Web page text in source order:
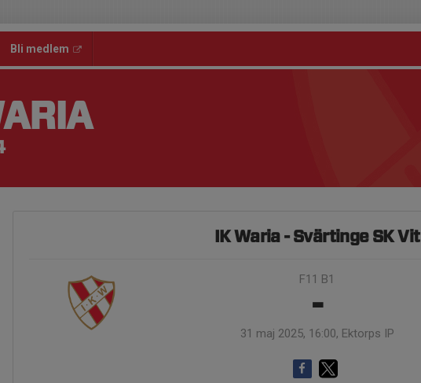
Bli medlem
IK Waria - Svärtinge SK Vit
F11 B1
-
31 maj 2025, 16:00, Ektorps IP